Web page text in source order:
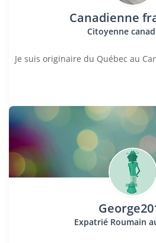
Canadienne
Citoyenne
Je suis originaire du Québec au
Expatrié Roumain